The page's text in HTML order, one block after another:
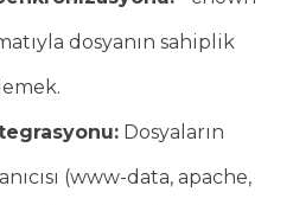
dosyanın sahiplik
Dosyaların
(www-data, apache,